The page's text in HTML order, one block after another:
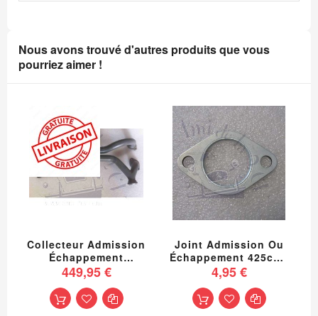
Nous avons trouvé d'autres produits que vous
pourriez aimer !
Collecteur Admission
Échappement
Reconditionné 2cv
AZA ET AZAM
Livraison Offerte En
France Continentale
449,95 €
Joint Admission Ou
Échappement 425cm3
2è Modèle
Échappement Ami 6
4,95 €